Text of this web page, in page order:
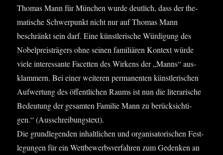
Tho­mas Mann für Mün­chen wur­de deut­lich, dass der the­
ma­ti­sche Schwer­punkt nicht nur auf Tho­mas Mann
beschränkt sein darf. Eine künst­le­ri­sche Wür­di­gung des
Nobel­preis­trä­gers ohne sei­nen fami­liä­ren Kon­text wür­de
vie­le inter­es­san­te Facet­ten des Wir­kens der „Manns“ aus­
klam­mern. Bei einer wei­te­ren per­ma­nen­ten künst­le­ri­schen
Auf­wer­tung des öffent­li­chen Raums ist nun die lite­ra­ri­sche
Bedeu­tung der gesam­ten Fami­lie Mann zu berück­sich­ti­
gen.“ (Aus­schrei­bungs­text).
Die grund­le­gen­den inhalt­li­chen und orga­ni­sa­to­ri­schen Fest­
le­gun­gen für ein Wett­be­werbs­ver­fah­ren zum Geden­ken an